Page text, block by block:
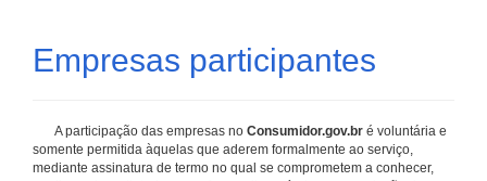
Empresas participantes
A participação das empresas no Consumidor.gov.br é voluntária e
somente permitida àquelas que aderem formalmente ao serviço,
mediante assinatura de termo no qual se comprometem a conhecer,